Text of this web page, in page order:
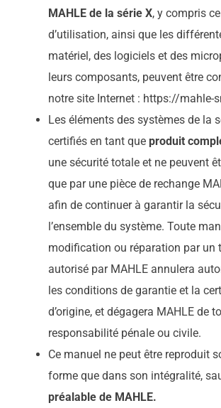
MAHLE de la série X, y compris
d’utilisation, ainsi que les
matériel, des logiciels et des
leurs composants, peuvent être
notre site Internet : https://mahle-
Les éléments des systèmes de la
certifiés en tant que produit
une sécurité totale et ne peuvent
que par une pièce de rechange
afin de continuer à garantir la
l’ensemble du système. Toute
modification ou réparation par un
autorisé par MAHLE annulera
les conditions de garantie et la
d’origine, et dégagera MAHLE de
responsabilité pénale ou civile.
Ce manuel ne peut être reproduit
forme que dans son intégralité,
préalable de MAHLE.